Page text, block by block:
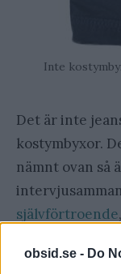
obsid.se - Do
Inte
Det är inte
kostymbyxor.
nämnt ovan så
självförtroende
alternativet,